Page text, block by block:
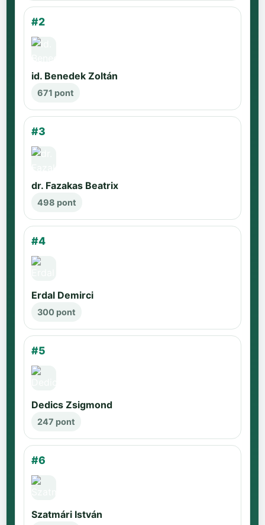
#2
id. Benedek Zoltán
671 pont
#3
dr. Fazakas Beatrix
498 pont
#4
Erdal Demirci
300 pont
#5
Dedics Zsigmond
247 pont
#6
Szatmári István